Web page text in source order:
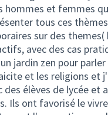
hommes et femmes
tous ces
sur des
avec des cas
jardin zen pour
et les religions et
des élèves de lycée et
Ils ont favorisé le